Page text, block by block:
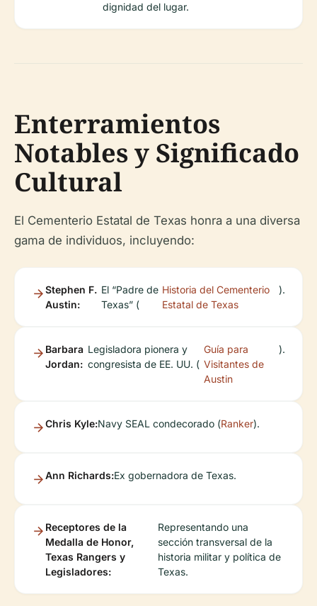
dignidad del lugar.
Enterramientos
Notables y Significado
Cultural
El Cementerio Estatal de Texas honra a una diversa
gama de individuos, incluyendo:
Stephen F.
Austin:
El “Padre de
Texas” (
Historia del Cementerio
Estatal de Texas
).
Barbara
Jordan:
Legisladora pionera y
congresista de EE. UU. (
Guía para
Visitantes de
Austin
).
Chris Kyle:Navy SEAL condecorado (Ranker).
Ann Richards:Ex gobernadora de Texas.
Receptores de la
Medalla de Honor,
Texas Rangers y
Legisladores:
Representando una
sección transversal de la
historia militar y política de
Texas.